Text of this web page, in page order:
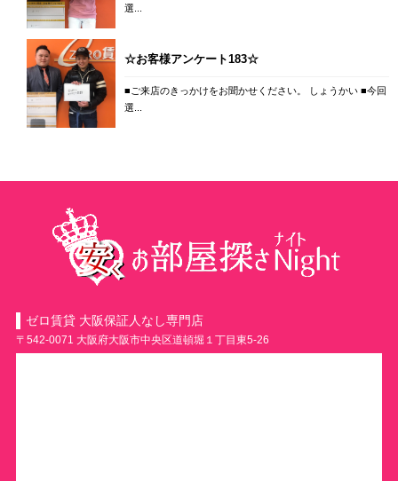
選...
☆お客様アンケート183☆
■ご来店のきっかけをお聞かせください。 しょうかい ■今回
選...
ゼロ賃貸 大阪保証人なし専門店
〒542-0071 大阪府大阪市中央区道頓堀１丁目東5-26